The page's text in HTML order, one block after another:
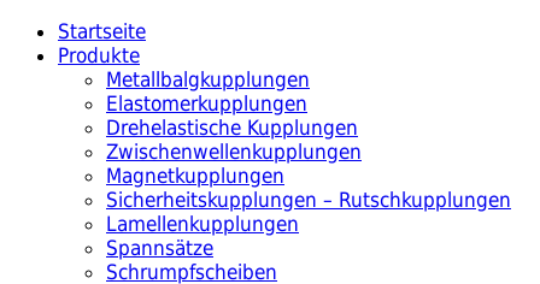
Startseite
Produkte
Metallbalgkupplungen
Elastomerkupplungen
Drehelastische Kupplungen
Zwischenwellenkupplungen
Magnetkupplungen
Sicherheitskupplungen – Rutschkupplungen
Lamellenkupplungen
Spannsätze
Schrumpfscheiben